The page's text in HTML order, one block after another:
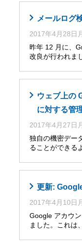
メールログ
2017年4月28日
昨年 12 月に、
改良が行われま
ウェブ上の
に対する管
2017年4月27日
独自の機密デー
ることができる
更新:
2017年4月10日
Google アカウ
ました。これは